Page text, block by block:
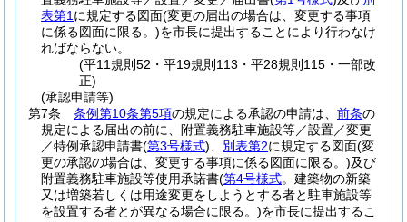
表第1 に規定する図面(変更の届出の場合は、変更する事項
に係る図面に限る。)を市長に提出することにより行わなけ
ればならない。
(平11規則52・平19規則113・平28規則115・一部改
正)
(承認申請等)
第7条
条例第10条第5項の規定による承認の申請は、 前条の
規定による届出の前に、附置義務駐車施設等／設置／変更
／特例承認申請書(第3号様式) 別表第2に規定する図面(変
更の承認の場合は、変更する事項に係る図面に限る。)及び
附置義務駐車施設等使用承諾書(第4号様式。建築物の新築
又は増築若しくは用途変更をしようとする者と駐車施設等
を設置する者とが異なる場合に限る。)を市長に提出するこ